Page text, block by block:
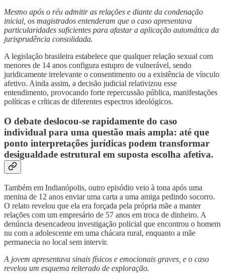
Mesmo após o réu admitir as relações e diante da condenação
inicial, os magistrados entenderam que o caso apresentava
particularidades suficientes para afastar a aplicação automática da
jurisprudência consolidada.
A legislação brasileira estabelece que qualquer relação sexual com
menores de 14 anos configura estupro de vulnerável, sendo
juridicamente irrelevante o consentimento ou a existência de vínculo
afetivo. Ainda assim, a decisão judicial relativizou esse
entendimento, provocando forte repercussão pública, manifestações
políticas e críticas de diferentes espectros ideológicos.
O debate deslocou-se rapidamente do caso
individual para uma questão mais ampla: até que
ponto interpretações jurídicas podem transformar
desigualdade estrutural em suposta escolha afetiva.
Também em Indianópolis, outro episódio veio à tona após uma
menina de 12 anos enviar uma carta a uma amiga pedindo socorro.
O relato revelou que ela era forçada pela própria mãe a manter
relações com um empresário de 57 anos em troca de dinheiro. A
denúncia desencadeou investigação policial que encontrou o homem
nu com a adolescente em uma chácara rural, enquanto a mãe
permanecia no local sem intervir.
A jovem apresentava sinais físicos e emocionais graves, e o caso
revelou um esquema reiterado de exploração.